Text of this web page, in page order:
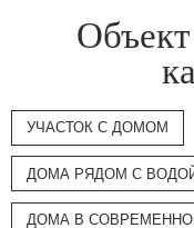
УЧАСТОК С ДОМОМ
ДОМА РЯДОМ С
ДОМА В